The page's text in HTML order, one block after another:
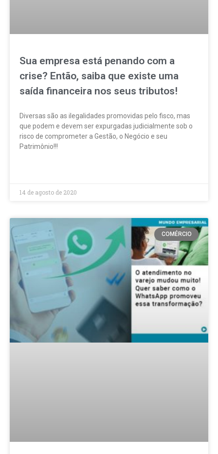
Sua empresa está penando com a
crise? Então, saiba que existe uma
saída financeira nos seus tributos!
Diversas são as ilegalidades promovidas pelo fisco, mas
que podem e devem ser expurgadas judicialmente sob o
risco de comprometer a Gestão, o Negócio e seu
Patrimônio!!!
14 de agosto de 2020
COMÉRCIO